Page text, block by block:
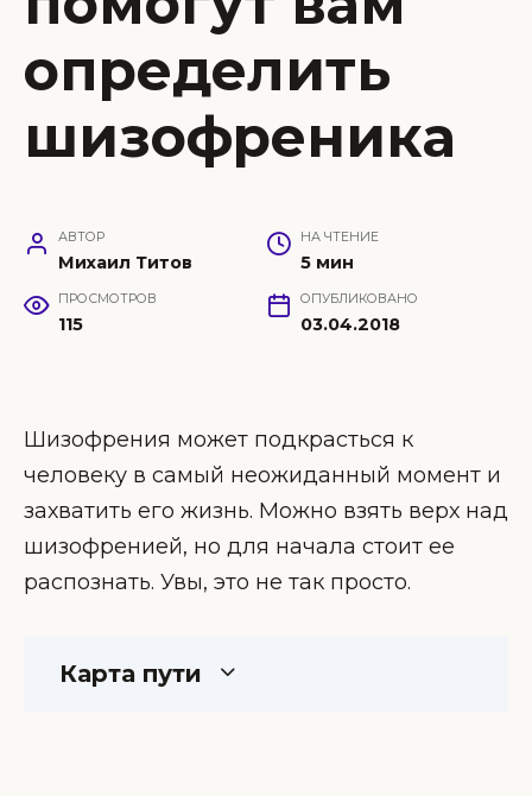
определить
шизофреника
АВТОР
Михаил Титов
НА ЧТЕНИЕ
5 мин
ПРОСМОТРОВ
115
ОПУБЛИКОВАНО
03.04.2018
Шизофрения может подкрасться к
человеку в самый неожиданный момент и
захватить его жизнь. Можно взять верх над
шизофренией, но для начала стоит ее
распознать. Увы, это не так просто.
Карта пути